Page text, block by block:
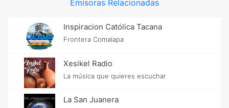
Emisoras Relacionadas
Inspiracion Católica Tacana
Frontera Comalapa
Xesikel Radio
La música que quieres escuchar
La San Juanera